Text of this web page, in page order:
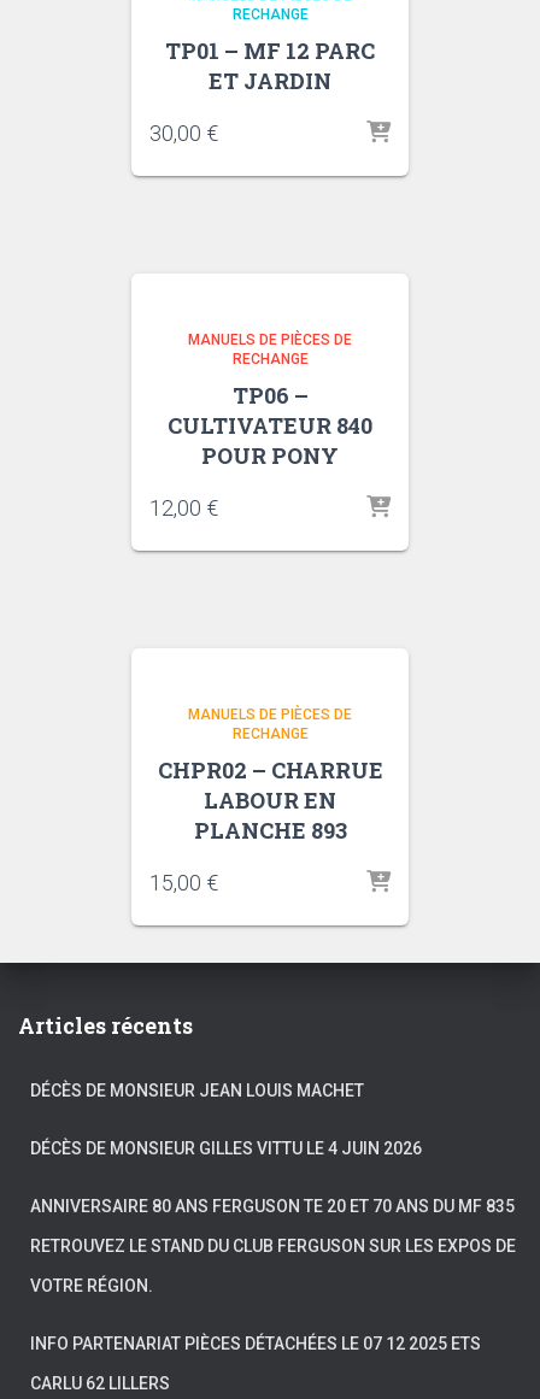
RECHANGE
TP01 – MF 12 PARC
ET JARDIN
30,00 €
MANUELS DE PIÈCES DE
RECHANGE
TP06 –
CULTIVATEUR 840
POUR PONY
12,00 €
MANUELS DE PIÈCES DE
RECHANGE
CHPR02 – CHARRUE
LABOUR EN
PLANCHE 893
15,00 €
Articles récents
DÉCÈS DE MONSIEUR JEAN LOUIS MACHET
DÉCÈS DE MONSIEUR GILLES VITTU LE 4 JUIN 2026
ANNIVERSAIRE 80 ANS FERGUSON TE 20 ET 70 ANS DU MF 835
RETROUVEZ LE STAND DU CLUB FERGUSON SUR LES EXPOS DE
VOTRE RÉGION.
INFO PARTENARIAT PIÈCES DÉTACHÉES LE 07 12 2025 ETS
CARLU 62 LILLERS